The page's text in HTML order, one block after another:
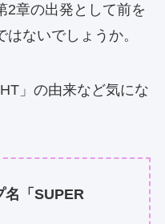
2章の出発として前を
ないでしょうか。
」の由来など気にな
名「SUPER